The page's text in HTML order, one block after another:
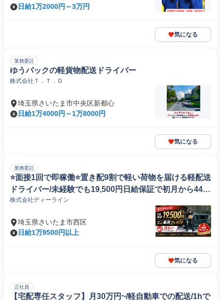
日給1万2000円～3万円
気になる
業務委託
ゆうパックの軽貨物配送ドライバー
株式会社Ｔ．Ｔ．Ｄ
埼玉県さいたま市中央区新都心
日給1万4000円～1万8000円
気になる
業務委託
⭐️面接1回で即稼働⭐️置き配9割で軽い荷物を届ける軽配送
ドライバー/未経験でも19,500円日給保証で初月から44万
円超
株式会社ディーライン
埼玉県さいたま市西区
日給1万9500円以上
気になる
正社員
【宅配専任スタッフ】月30万円~/軽自動車での配送/1hで